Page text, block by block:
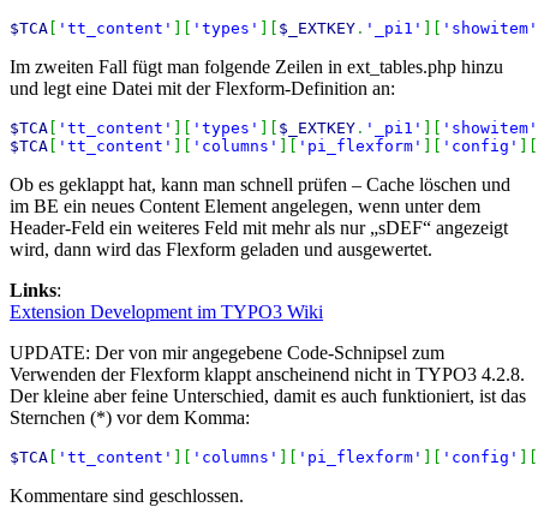
$TCA 'tt_content' 'types' $_EXTKEY . '_pi1' 'showitem'
Im zweiten Fall fügt man folgende Zeilen in ext_tables.php hinzu
und legt eine Datei mit der Flexform-Definition an:
$TCA 'tt_content' 'types' $_EXTKEY . '_pi1'
'showitem'
$TCA
'tt_content' 'columns' 'pi_flexform' 'config'
Ob es geklappt hat, kann man schnell prüfen – Cache löschen und
im BE ein neues Content Element angelegen, wenn unter dem
Header-Feld ein weiteres Feld mit mehr als nur „sDEF“ angezeigt
wird, dann wird das Flexform geladen und ausgewertet.
Links:
Extension Development im TYPO3 Wiki
UPDATE: Der von mir angegebene Code-Schnipsel zum
Verwenden der Flexform klappt anscheinend nicht in TYPO3 4.2.8.
Der kleine aber feine Unterschied, damit es auch funktioniert, ist das
Sternchen (*) vor dem Komma:
$TCA 'tt_content' 'columns' 'pi_flexform' 'config'
Kommentare sind geschlossen.